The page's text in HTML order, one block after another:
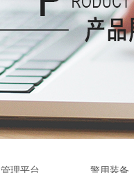
管理平台 警用装备